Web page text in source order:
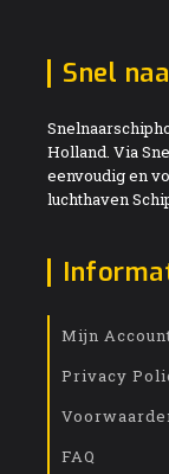
Snel
Holland. Via
eenvoudig en
luchthaven
Mijn
Privacy
FAQ